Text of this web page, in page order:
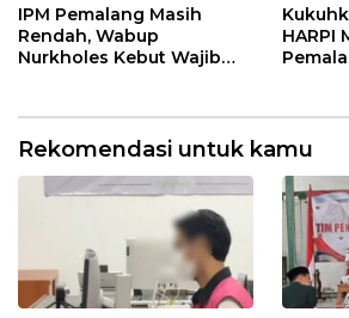
Kamtibmas
IPM Pemalang Masih
Rendah, Wabup
Nurkholes Kebut Wajib
HARPI
Rekomendasi untuk kamu